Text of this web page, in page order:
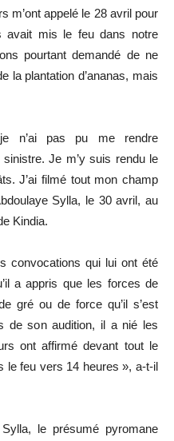
m’ont appelé le 28 avril pour
avait mis le feu dans notre
pourtant demandé de ne
la plantation d’ananas, mais
n’ai pas pu me rendre
Je m’y suis rendu le
J’ai filmé tout mon champ
Sylla, le 30 avril, au
Kindia.
convocations qui lui ont été
a appris que les forces de
gré ou de force qu’il s’est
de son audition, il a nié les
ont affirmé devant tout le
le feu vers 14 heures », a-t-il
le présumé pyromane